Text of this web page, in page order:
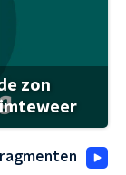
zon